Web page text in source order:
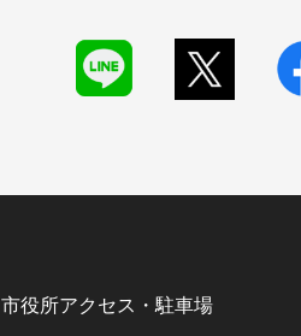
市役所アクセス・駐車場